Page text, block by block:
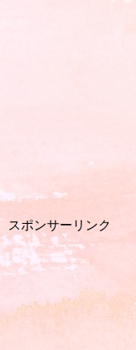
スポンサーリンク